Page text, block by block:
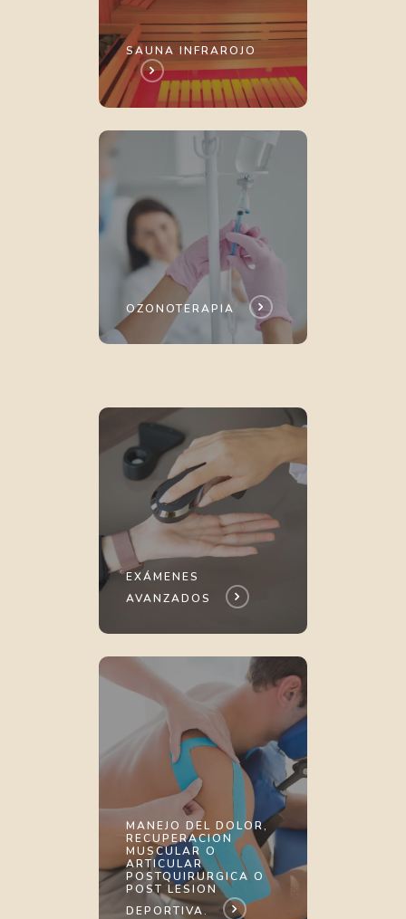
SAUNA INFRAROJO
OZONOTERAPIA
EXÁMENES
AVANZADOS
MANEJO DEL DOLOR,
RECUPERACION
MUSCULAR O
ARTICULAR
POSTQUIRURGICA O
POST LESION
DEPORTIVA.